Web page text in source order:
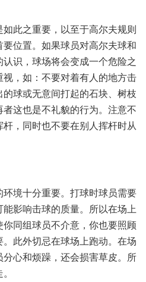
此之重要，以至于高尔夫规则
位置。如果球员对高尔夫球和
识，球场将会变成一个危险之
，如：不要对着有人的地方击
球或无意间打起的石块、树枝
这也是不礼貌的行为。注意不
，同时也不要在别人挥杆时从
境十分重要。打球时球员需要
影响击球的质量。所以在场上
同组球员不介意，你也要照顾
此外切忌在球场上跑动。在场
分心和烦躁，还会损害草皮。所